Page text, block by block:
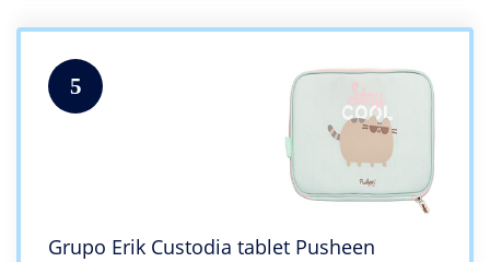
5
Grupo Erik Custodia tablet Pusheen